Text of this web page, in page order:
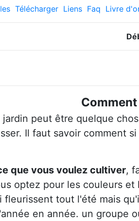
Télécharger Liens Faq Livre
jardin peut être quelque
Il faut savoir comment
que vous voulez cultiver,
optez pour les couleurs
fleurissent tout l'été mais
en année. un groupe